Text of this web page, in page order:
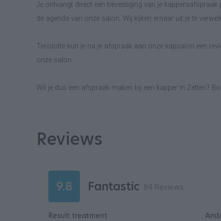
Je ontvangt direct een bevestiging van je
de agenda van onze salon. Wij kijken ernaar uit je te
Tenslotte kun je na je afspraak aan onze kapsalon een
onze salon.
Wil je dus een afspraak maken bij een kapper in Zetten?
Reviews
9.8 Fantastic 84 Reviews
Result treatment